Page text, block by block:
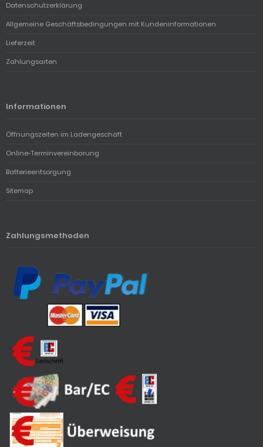
Datenschutzerklärung
Allgemeine Geschäftsbedingungen mit Kundeninformationen
Lieferzeit
Zahlungsarten
Informationen
Öffnungszeiten im Ladengeschäft
Online-Terminvereinbarung
Batterieentsorgung
Sitemap
Zahlungsmethoden